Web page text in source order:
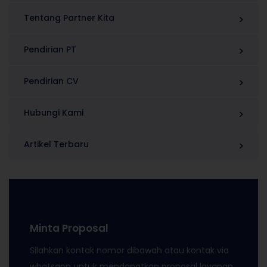
Tentang Partner Kita
Pendirian PT
Pendirian CV
Hubungi Kami
Artikel Terbaru
Minta Proposal
Silahkan kontak nomor dibawah atau kontak via